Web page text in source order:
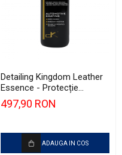
Detailing Kingdom Leather
Essence - Protecție
ceramică profesională
pentru piele (100ml)
497,90 RON
ADAUGA IN COS